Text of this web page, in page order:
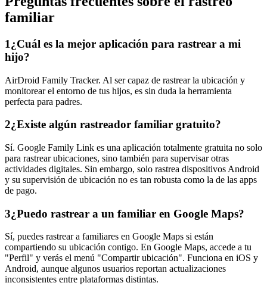
familiar
1¿Cuál es la mejor aplicación para rastrear a mi
hijo?
AirDroid Family Tracker. Al ser capaz de rastrear la ubicación y
monitorear el entorno de tus hijos, es sin duda la herramienta
perfecta para padres.
2¿Existe algún rastreador familiar gratuito?
Sí. Google Family Link es una aplicación totalmente gratuita no solo
para rastrear ubicaciones, sino también para supervisar otras
actividades digitales. Sin embargo, solo rastrea dispositivos Android
y su supervisión de ubicación no es tan robusta como la de las apps
de pago.
3¿Puedo rastrear a un familiar en Google Maps?
Sí, puedes rastrear a familiares en Google Maps si están
compartiendo su ubicación contigo. En Google Maps, accede a tu
"Perfil" y verás el menú "Compartir ubicación". Funciona en iOS y
Android, aunque algunos usuarios reportan actualizaciones
inconsistentes entre plataformas distintas.